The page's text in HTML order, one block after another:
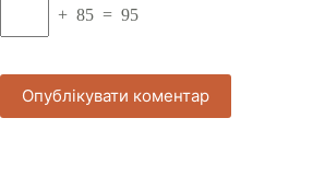
+ 85 = 95
Опублікувати коментар